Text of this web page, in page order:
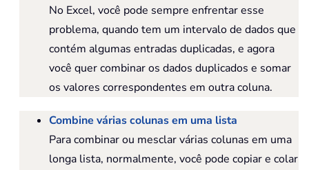
No Excel, você pode sempre enfrentar esse
problema, quando tem um intervalo de dados que
contém algumas entradas duplicadas, e agora
você quer combinar os dados duplicados e somar
os valores correspondentes em outra coluna.
Combine várias colunas em uma lista
Para combinar ou mesclar várias colunas em uma
longa lista, normalmente, você pode copiar e colar